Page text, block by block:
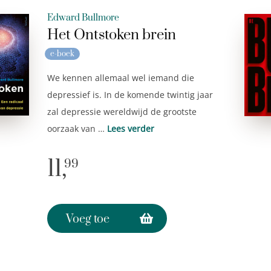
Edward Bullmore
Het Ontstoken brein
e-boek
We kennen allemaal wel iemand die
depressief is. In de komende twintig jaar
zal depressie wereldwijd de grootste
oorzaak van … Lees verder
11,99
Voeg toe